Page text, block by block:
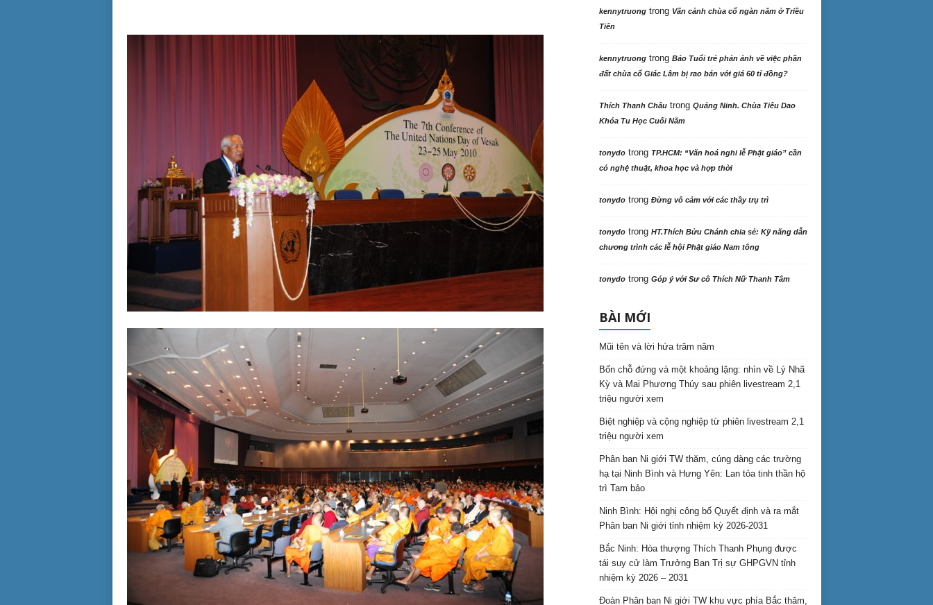
kennytruongtrong Vãn cảnh chùa cổ ngàn năm ở Triều
Tiên
kennytruongtrong Báo Tuổi trẻ phản ảnh về việc phần
đất chùa cổ Giác Lâm bị rao bán với giá 60 tỉ đồng?
Thích Thanh Châutrong Quảng Ninh. Chùa Tiêu Dao
Khóa Tu Học Cuối Năm
tonydotrong TP.HCM: “Văn hoá nghi lễ Phật giáo” cần
có nghệ thuật, khoa học và hợp thời
tonydotrong Đừng vô cảm với các thầy trụ trì
tonydotrong HT.Thích Bửu Chánh chia sẻ: Kỹ năng dẫn
chương trình các lễ hội Phật giáo Nam tông
tonydotrong Góp ý với Sư cô Thích Nữ Thanh Tâm
BÀI MỚI
Mũi tên và lời hứa trăm năm
Bốn chỗ đứng và một khoảng lặng: nhìn về Lý Nhã
Kỳ và Mai Phương Thúy sau phiên livestream 2,1
triệu người xem
Biệt nghiệp và cộng nghiệp từ phiên livestream 2,1
triệu người xem
Phân ban Ni giới TW thăm, cúng dàng các trường
hạ tại Ninh Bình và Hưng Yên: Lan tỏa tinh thần hộ
trì Tam bảo
Ninh Bình: Hội nghị công bố Quyết định và ra mắt
Phân ban Ni giới tỉnh nhiệm kỳ 2026-2031
Bắc Ninh: Hòa thượng Thích Thanh Phụng được
tái suy cử làm Trưởng Ban Trị sự GHPGVN tỉnh
nhiệm kỳ 2026 – 2031
Đoàn Phân ban Ni giới TW khu vực phía Bắc thăm,